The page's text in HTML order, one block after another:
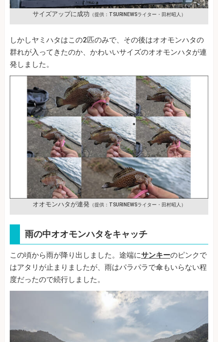
サイズアップに成功 （提供：TSURINEWSライター・田村昭人）
しかしヤミハタはこの2匹のみで、その後はオオモンハタの
群れが入ってきたのか、かわいいサイズのオオモンハタが連
発しました。
オオモンハタが連発 （提供：TSURINEWSライター・田村昭人）
雨の中オオモンハタをキャッチ
この頃から雨が降り出しました。途端にサンキーのピンクで
はアタリが止まりましたが、雨はパラパラで傘もいらない程
度だったので続行しました。